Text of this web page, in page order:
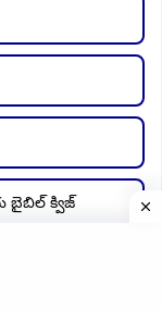
బైబిల్ క్విజ్